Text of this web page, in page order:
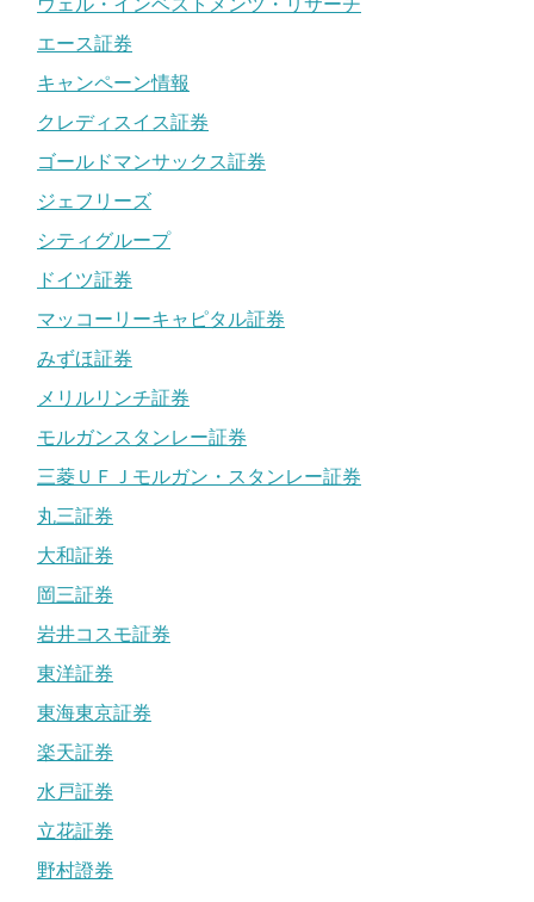
ウェル・インベストメンツ・リサーチ
エース証券
キャンペーン情報
クレディスイス証券
ゴールドマンサックス証券
ジェフリーズ
シティグループ
ドイツ証券
マッコーリーキャピタル証券
みずほ証券
メリルリンチ証券
モルガンスタンレー証券
三菱ＵＦＪモルガン・スタンレー証券
丸三証券
大和証券
岡三証券
岩井コスモ証券
東洋証券
東海東京証券
楽天証券
水戸証券
立花証券
野村證券